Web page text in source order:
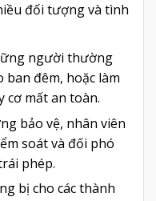
đối tượng và tình
người thường
ban đêm, hoặc làm
cơ mất an toàn.
bảo vệ, nhân viên
soát và đối phó
phép.
bị cho các thành